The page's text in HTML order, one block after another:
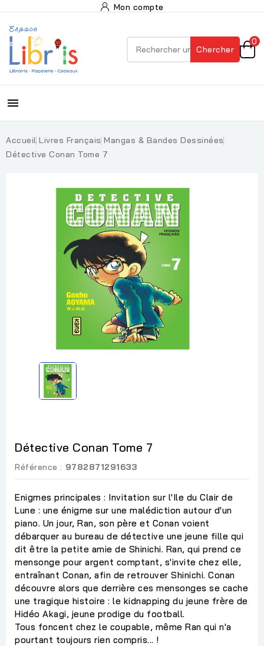
Mon compte
Chercher
0

Accueil Livres Français Mangas & Bandes Dessinées
Détective Conan Tome 7
Détective Conan Tome 7
Référence : 9782871291633
Enigmes principales : Invitation sur l'Ile du Clair de
Lune : une énigme sur une malédiction autour d'un
piano. Un jour, Ran, son père et Conan voient
débarquer au bureau de détective une jeune fille qui
dit être la petite amie de Shinichi. Ran, qui prend ce
mensonge pour argent comptant, s'invite chez elle,
entraînant Conan, afin de retrouver Shinichi. Conan
découvre alors que derrière ces mensonges se cache
une tragique histoire : le kidnapping du jeune frère de
Hidéo Akagi, jeune prodige du football.
Tous foncent chez le coupable, même Ran qui n'a
pourtant toujours rien compris... !